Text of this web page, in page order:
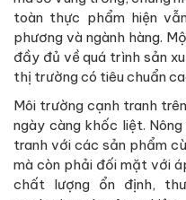
toàn thực phẩm hiện
phương và ngành hàng.
đầy đủ về quá trình sản
thị trường có tiêu chuẩn
Môi trường cạnh tranh
ngày càng khốc liệt.
tranh với các sản phẩm
mà còn phải đối mặt với
chất lượng ổn định,